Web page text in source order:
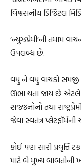
વિશ્વસનીય ડિજિટલ
‘ન્યુઝપ્રેમી’ની તમામ
ઉપલબ્ધ છે.
વધુ ને વધુ વાચકો સમજી
ઊભા થતા જાય છે એટલે
સજ્જનોનો તથા
જેવા સ્વતંત્ર
કોઈ પણ સારી પ્રવૃત્તિ
માટે બે મુખ્ય બાબતોની